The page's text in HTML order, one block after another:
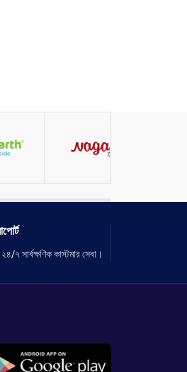
৭ সার্বক্ষণিক কাস্টমার সেবা।